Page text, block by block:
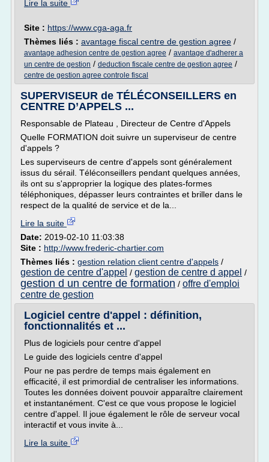
Lire la suite
Site : https://www.cga-aga.fr
Thèmes liés : avantage fiscal centre de gestion agree /
avantage adhesion centre de gestion agree / avantage d'adherer a
un centre de gestion / deduction fiscale centre de gestion agree /
centre de gestion agree controle fiscal
SUPERVISEUR de TÉLÉCONSEILLERS en
CENTRE D’APPELS ...
Responsable de Plateau , Directeur de Centre d'Appels
Quelle FORMATION doit suivre un superviseur de centre
d'appels ?
Les superviseurs de centre d'appels sont généralement
issus du sérail. Téléconseillers pendant quelques années,
ils ont su s'approprier la logique des plates-formes
téléphoniques, dépasser leurs contraintes et briller dans le
respect de la qualité de service et de la...
Lire la suite
Date: 2019-02-10 11:03:38
Site : http://www.frederic-chartier.com
Thèmes liés : gestion relation client centre d'appels /
gestion de centre d'appel / gestion de centre d appel /
gestion d un centre de formation / offre d'emploi
centre de gestion
Logiciel centre d'appel : définition,
fonctionnalités et ...
Plus de logiciels pour centre d'appel
Le guide des logiciels centre d'appel
Pour ne pas perdre de temps mais également en
efficacité, il est primordial de centraliser les informations.
Toutes les données doivent pouvoir apparaître clairement
et instantanément. C'est ce que vous propose le logiciel
centre d'appel. Il joue également le rôle de serveur vocal
interactif et vous invite à...
Lire la suite